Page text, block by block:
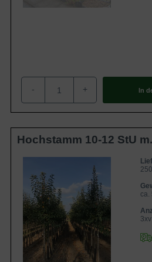
- + In
Hochstamm 10-12 StU
ca.